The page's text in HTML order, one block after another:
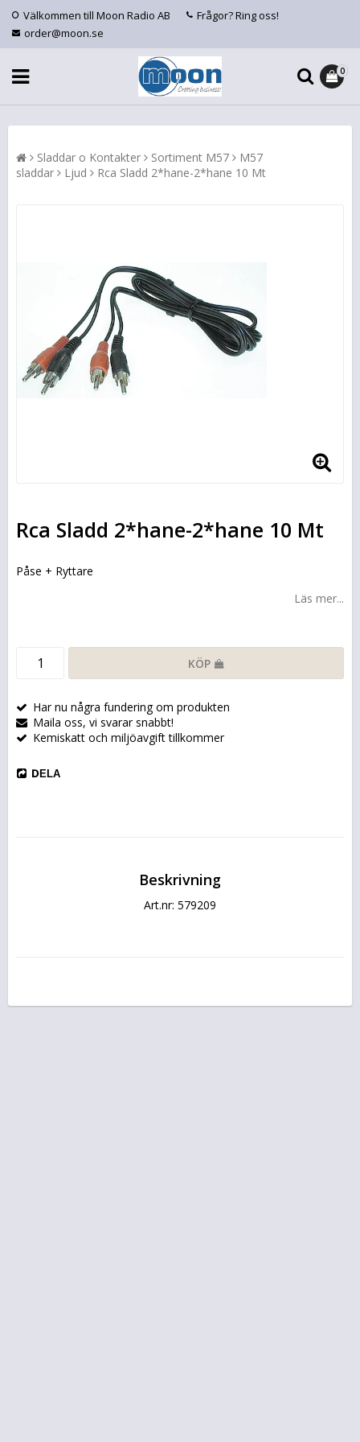
Välkommen till Moon Radio AB
Frågor? Ring oss!
order@moon.se
0
Sladdar o Kontakter Sortiment M57
M57
sladdar
Ljud Rca Sladd 2*hane-2*hane 10 Mt
Rca Sladd 2*hane-2*hane 10 Mt
Påse + Ryttare
Läs mer...
KÖP
Har nu några fundering om produkten
Maila oss, vi svarar snabbt!
Kemiskatt och miljöavgift tillkommer
DELA
Beskrivning
Art.nr: 579209